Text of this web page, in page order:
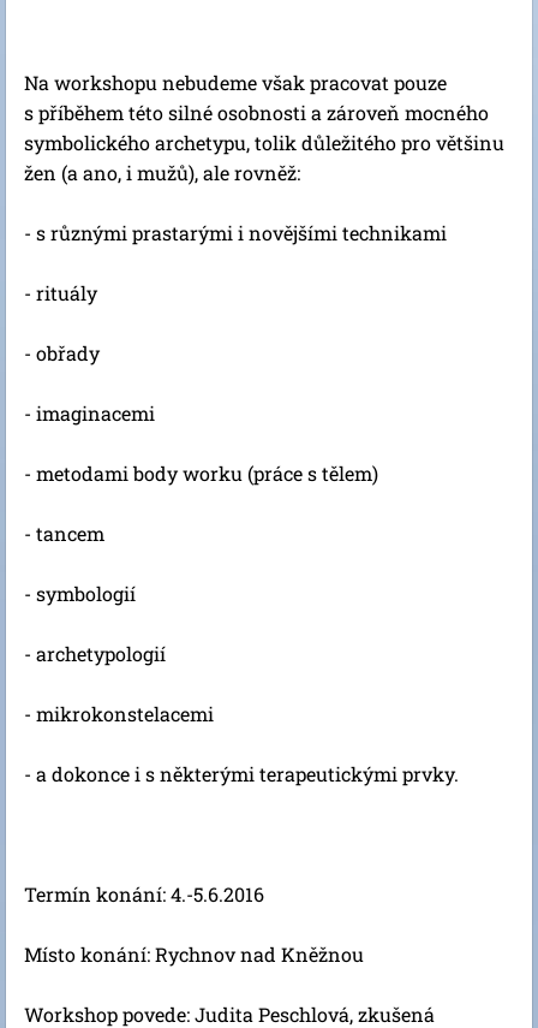
Na workshopu nebudeme však pracovat pouze
s příběhem této silné osobnosti a zároveň mocného
symbolického archetypu, tolik důležitého pro většinu
žen (a ano, i mužů), ale rovněž:
- s různými prastarými i novějšími technikami
- rituály
- obřady
- imaginacemi
- metodami body worku (práce s tělem)
- tancem
- symbologií
- archetypologií
- mikrokonstelacemi
- a dokonce i s některými terapeutickými prvky.
Termín konání: 4.-5.6.2016
Místo konání: Rychnov nad Kněžnou
Workshop povede: Judita Peschlová, zkušená